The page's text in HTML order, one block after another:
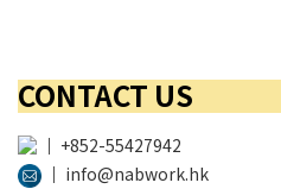
CONTACT US
│ +852-55427942
│ info@nabwork.hk